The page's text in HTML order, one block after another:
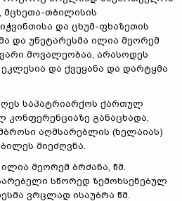
თბილისის
და ცხუმ-ფხაზეთის
და უნეტარესმა ილია მეორემ
მოვალეობაა, არასოდეს
და ქვეყანა და დარტყმა
საპატრიარქოს ქართულ
კონფერენციაზე განაცხადა,
აღმსარებლის (ხელაიას)
მიეძღვნა.
მეორემ ბრძანა, წმ.
სწორედ ზემოხსენებულ
ვრცლად ისაუბრა წმ.